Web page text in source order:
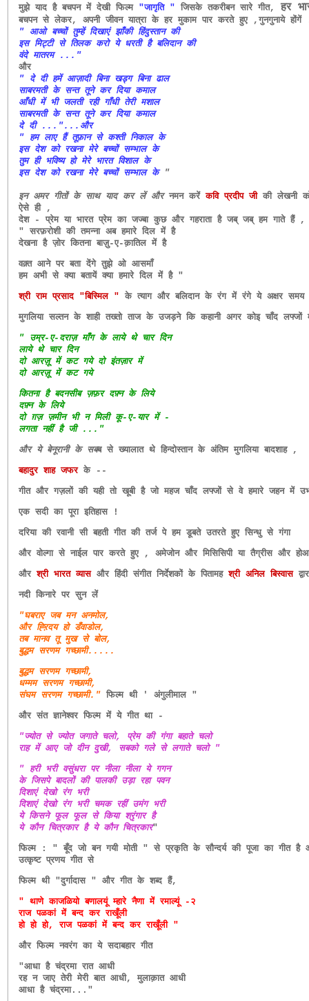
मुझे याद है बचपन में देखी फिल्म "जागृति " जिसके तकरीबन सारे गीत, हर
बचपन से लेकर, अपनी जीवन यात्रा के हर मुकाम पार करते हुए ,गुनगुनाये होंगें
" आओ बच्चों तुम्हें दिखाएं झाँकी हिंदुस्तान की
इस मिट्टी से तिलक करो ये धरती है बलिदान की
वंदे मातरम ..."
और
" दे दी हमें आज़ादी बिना खड्ग बिना ढाल
साबरमती के सन्त तूने कर दिया कमाल
आँधी में भी जलती रही गाँधी तेरी मशाल
साबरमती के सन्त तूने कर दिया कमाल
दे दी ..."...और
" हम लाए हैं तूफ़ान से कश्ती निकाल के
इस देश को रखना मेरे बच्चों सम्भाल के
तुम ही भविष्य हो मेरे भारत विशाल के
इस देश को रखना मेरे बच्चों सम्भाल के "
इन अमर गीतों के साथ याद कर लें और नमन करेंकवि प्रदीप जीकी लेखनी
ऐसे ही ,
देश - प्रेम या भारत प्रेम का जज्बा कुछ और गहराता है जब् जब् हम गाते हैं ,
" सरफ़रोशी की तमन्ना अब हमारे दिल में है
देखना है ज़ोर कितना बाज़ु-ए-क़ातिल में है
वक़्त आने पर बता देंगे तुझे ओ आसमाँ
हम अभी से क्या बतायें क्या हमारे दिल में है "
श्री राम प्रसाद "बिस्मिल " के त्याग और बलिदान के रंग में रंगे ये अक्षर समय
मुगलिया सल्तन के शाही तख्तो ताज के उजड़ने कि कहानी अगर कोइ चाँद लफ्जों
" उम्र-ए-दराज़ माँग के लाये थे चार दिन
लाये थे चार दिन
दो आरज़ू में कट गये दो इंतज़ार में
दो आरज़ू में कट गये
कितना है बदनसीब ज़फ़र दफ़्न के लिये
दफ़्न के लिये
दो ग़ज़ ज़मीन भी न मिली कू-ए-यार में -
लगता नहीं है जी ..."
और ये बेनूरानी के सबब से ख्यालात थे हिन्दोस्तान के अंतिम मुगलिया बादशाह ,
बहादुर शाह जफरके --
गीत और गज़लों की यही तो खूबी है जो महज चाँद लफ्जों से वे हमारे जहन में
एक सदी का पूरा इतिहास !
दरिया की रवानी सी बहती गीत की तर्ज पे हम डूबते उतरते हुए सिन्धु से गंगा
और वोल्गा से नाईल पार करते हुए , अमेजोन और मिसिसिपी या तैग्रीस और
औरश्री भारत व्यासऔर हिंदी संगीत निर्देशकों के पितामहश्री अनिल बिस्वास
नदी किनारे पर सुन लें
"घबराए जब मन अनमोल,
और ह्ऱिदय हो डँवाडोल,
तब मानव तू मुख से बोल,
बुद्धम सरणम गच्छामी.....
बुद्धम सरणम गच्छामी,
धम्मम सरणम गच्छामी,
संघम सरणम गच्छामी." फिल्म थी ' अंगुलीमाल "
और संत ज्ञानेश्वर फिल्म में ये गीत था -
"ज्योत से ज्योत जगाते चलो, प्रेम की गंगा बहाते चलो
राह में आए जो दीन दुखी, सबको गले से लगाते चलो "
" हरी भरी वसुंधरा पर नीला नीला ये गगन
के जिसपे बादलों की पालकी उड़ा रहा पवन
दिशाएं देखो रंग भरी
दिशाएं देखो रंग भरी चमक रहीं उमंग भरी
ये किसने फूल फूल से किया श्रृंगार है
ये कौन चित्रकार है ये कौन चित्रकार"
फिल्म : " बूँद जो बन गयी मोती " से प्रकृति के सौन्दर्य की पूजा का गीत
उत्कृष्ट प्रणय गीत से
फिल्म थी "दुर्गादास " और गीत के शब्द हैं,
" थाणे काजळियो बणालयूं म्हारे नैणा में रमाल्यूं -२
राज पळकां में बन्द कर राखूँली
हो हो हो, राज पळकां में बन्द कर राखूँली "
और फिल्म नवरंग का ये सदाबहार गीत
"आधा है चंद्रमा रात आधी
रह न जाए तेरी मेरी बात आधी, मुलाक़ात आधी
आधा है चंद्रमा..."